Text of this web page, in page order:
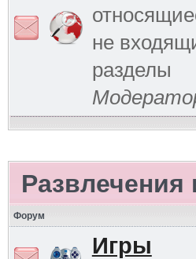
не
разделы
Развлечения
Форум
Игры